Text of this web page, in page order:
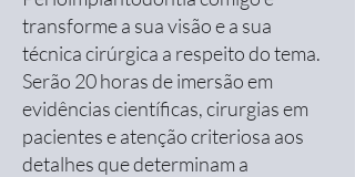
transforme a sua visão e a sua
técnica cirúrgica a respeito do tema.
Serão 20 horas de imersão em
evidências científicas, cirurgias em
pacientes e atenção criteriosa aos
detalhes que determinam a